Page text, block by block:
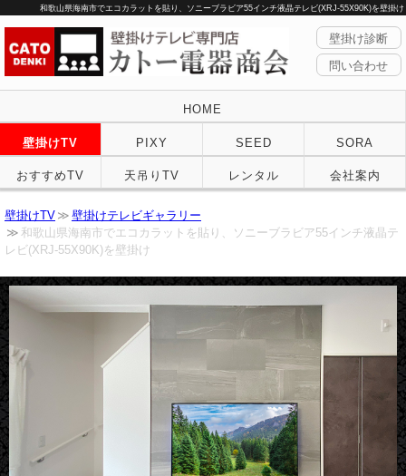
和歌山県海南市でエコカラットを貼り、ソニーブラビア55インチ液晶テレビ(XRJ-55X90K)を壁掛け
壁掛け診断
問い合わせ
HOME
壁掛けTV PIXY SEED SORA
おすすめTV 天吊りTV レンタル 会社案内
壁掛けTV
壁掛けテレビギャラリー
和歌山県海南市でエコカラットを貼り、ソニーブラビア55インチ液晶テ
レビ(XRJ-55X90K)を壁掛け